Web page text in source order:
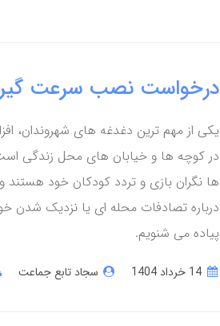
درخواست نصب سرعت گیر
یکی از مهم ترین دغدغه های شهروندان،
در کوچه ها و خیابان های محل زندگی
ها نگران بازی و تردد کودکان خود هستند
درباره تصادفات محله ای یا نزدیک شدن
پیاده می شنویم.
سجاد تابع جماعت